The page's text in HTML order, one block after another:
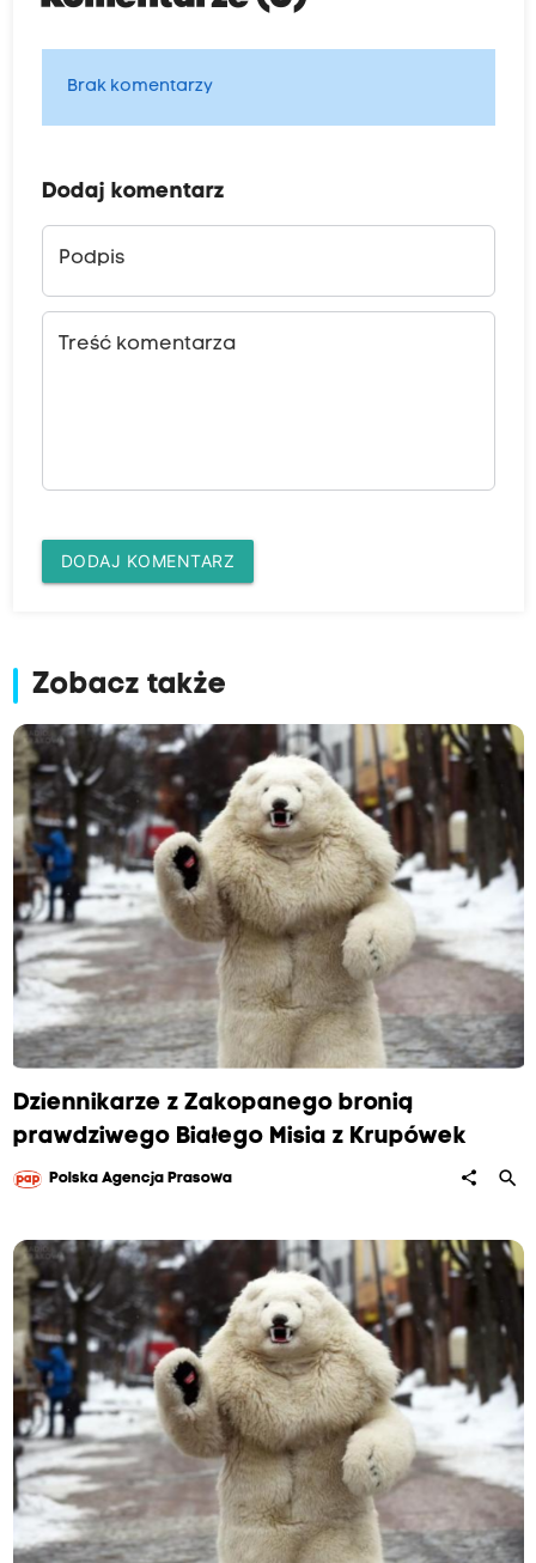
Brak komentarzy
Dodaj komentarz
Podpis
Treść komentarza
DODAJ KOMENTARZ
Zobacz także
Dziennikarze z Zakopanego bronią
prawdziwego Białego Misia z Krupówek
Polska Agencja Prasowa share search